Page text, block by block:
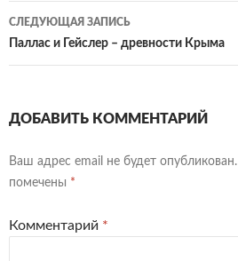
по
записям
СЛЕДУЮЩАЯ ЗАПИСЬ
Паллас и Гейслер – древности Крыма
ДОБАВИТЬ КОММЕНТАРИЙ
Ваш адрес email не будет опубликован.
помечены *
Комментарий *